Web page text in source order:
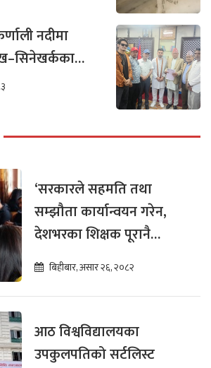
नदीमा
‘सरकारले सहमति तथा
सम्झौता कार्यान्वयन गरेन,
देशभरका शिक्षक पूरानै
समस्यामा छन्’
बिहीबार, असार २६, २०८२
आठ विश्वविद्यालयका
उपकुलपतिको सर्टलिस्ट